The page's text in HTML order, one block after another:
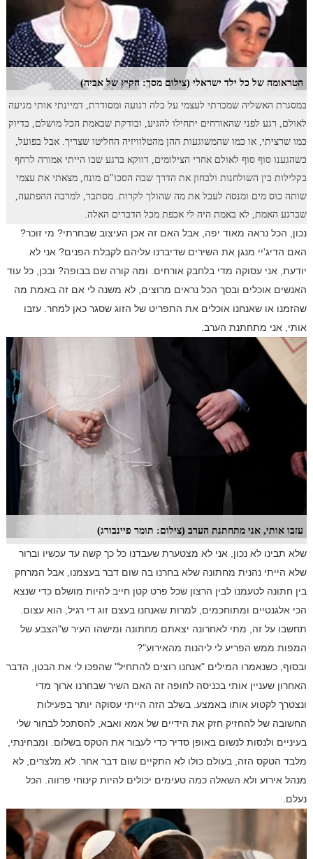
הטראומה של כל ילד ישראלי (צילום מסך: הקיץ של אביה)
במסגרת האשליה שמכרתי לעצמי על כלה רגועה ומסודרת, דמיינתי אותי מגיעה
לאולם, רגע לפני שהאורחים יתחילו להגיע, ובודקת שבאמת הכל מושלם, בדיוק
כמו שרציתי, או כמו שהמשוגעות ההן מהטלוויזיה החליטו שצריך. אבל בפועל,
כשהגענו סוף סוף לאולם אחרי הצילומים, דווקא ברגע שבו הייתי אמורה לרחף
בקלילות בין השולחנות ולבחון את הדרך שבה הסכו"ם מונח, מצאתי את עצמי
שותה כוס מים ומנסה לעכל את מה שהולך לקרות. מסתבר, למרבה ההפתעה,
שברגע האמת, לא באמת היה לי אכפת מכל הדברים האלה.
נכון, הכל נראה מאוד יפה, אבל האם זה אכן העיצוב שבחרתי? מי זוכר?
האם הדיג'יי מנגן את השירים שדיברנו עליהם לקבלת הפנים? אני לא
יודעת, אני עסוקה מדי בלחבק אורחים. ומה קורה שם בבופה? ובכן, כל עוד
האנשים אוכלים ובסך הכל נראים מרוצים, לא משנה לי אם זה באמת מה
שהזמנו או שאנחנו אוכלים את התפריט של הזוג שסגר כאן למחר. עזבו
אותי, אני מתחתנת הערב.
עזבו אותי, אני מתחתנת הערב (צילום: תומר פיינבורג)
שלא תבינו לא נכון, אני לא מצטערת שעבדנו כל כך קשה עד עכשיו וברור
שלא הייתי נהנית מחתונה שלא בחרנו בה שום דבר בעצמנו, אבל המרחק
בין חתונה לטעמנו לבין הרצון שכל פרט קטן חייב להיות מושלם כדי שנצא
הכי אלגנטיים ומתוחכמים, למרות שאנחנו בעצם זוג די רגיל, הוא עצום.
תחשבו על זה, מתי לאחרונה יצאתם מחתונה ומישהו העיר ש"הצבע של
המפות ממש הפריע לי ליהנות מהאירוע"?
ובסוף, כשנאמרו המילים "אנחנו רוצים להתחיל" שהפכו לי את הבטן, הדבר
האחרון שעניין אותי בכניסה לחופה זה האם השיר שבחרנו ארוך מדי
ונצטרך לקטוע אותו באמצע. בשלב הזה הייתי עסוקה יותר בפעילות
החשובה של להחזיק חזק את הידיים של אמא ואבא, להסתכל לבחור שלי
בעיניים ולנסות לנשום באופן סדיר כדי לעבור את הטקס בשלום. ומבחינתי,
מלבד הטקס הזה, בעולם כולו לא התקיים שום דבר אחר. לא מלצרים, לא
מנהל אירוע ולא השאלה כמה טעימים יכולים להיות קינוחי פרווה. הכל
נעלם.